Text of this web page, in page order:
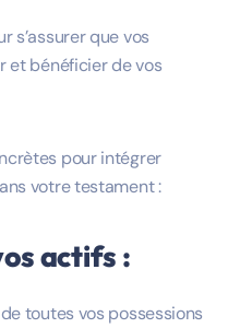
s’assurer que vos
et bénéficier de vos
pour intégrer
votre testament :
actifs :
toutes vos possessions